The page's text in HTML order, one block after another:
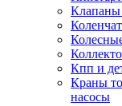
Кпп и
Краны
насосы